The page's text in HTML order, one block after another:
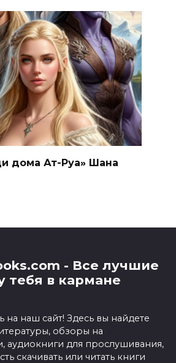
дома Ат-Руа» Шана
- Все лучшие
тебя в кармане
наш сайт! Здесь вы найдете
обзоры на
аудиокниги для прослушивания,
скачивать или читать книги